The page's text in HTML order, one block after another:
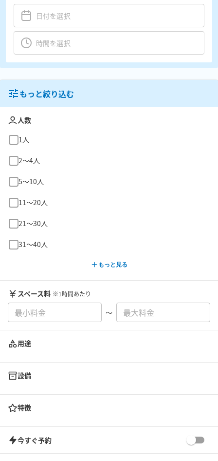
もっと絞り込む
人数
1人
2〜4人
5〜10人
11〜20人
21〜30人
31〜40人
もっと見る
スペース料 ※1時間あたり
〜
用途
設備
特徴
今すぐ予約